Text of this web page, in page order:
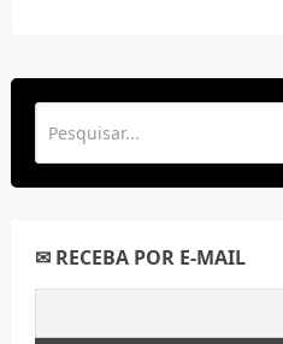
✉ RECEBA POR E-MAIL